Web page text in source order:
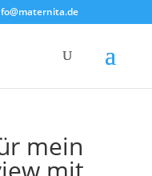
mein